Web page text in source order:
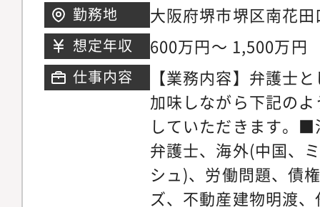
事務所では業務支援
研修実施やオフィス
おります。領域が広
領域についてミスマ
やかなサポート体制
リアステップについ
い分野の仕事に触れ
関心の高い分野で専
き、短期間で弁護士
事ができる環境です
マーケティング・営
事務所では各専門チ
の段階から弁護士が
います。マーケティ
助けを借りながら、
きるかを弁護士が主
勤務地
大阪府堺市堺区南花
東ビル5階※希望考慮
想定年収 600万円～ 1,500万円
仕事内容
【業務内容】弁護士
加味しながら下記の
していただきます。
弁護士、海外(中国、
シュ)、労働問題、債
ズ、不動産建物明渡